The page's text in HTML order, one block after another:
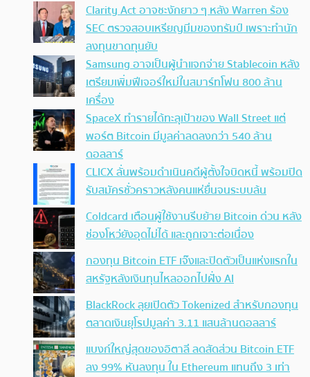
Clarity Act อาจชะงักยาว ๆ หลัง Warren ร้อง
SEC ตรวจสอบเหรียญมีมของทรัมป์ เพราะทำนัก
ลงทุนขาดทุนยับ
Samsung อาจเป็นผู้นำแจกจ่าย Stablecoin หลัง
เตรียมเพิ่มฟีเจอร์ใหม่ในสมาร์ทโฟน 800 ล้าน
เครื่อง
SpaceX ทำรายได้ทะลุเป้าของ Wall Street แต่
พอร์ต Bitcoin มีมูลค่าลดลงกว่า 540 ล้าน
ดอลลาร์
CLICX ลั่นพร้อมดำเนินคดีผู้ตั้งใจบิดหนี้ พร้อมปิด
รับสมัครชั่วคราวหลังคนแห่ยื่นจนระบบล้น
Coldcard เตือนผู้ใช้งานรีบย้าย Bitcoin ด่วน หลัง
ช่องโหว่ยังอุดไม่ได้ และถูกเจาะต่อเนื่อง
กองทุน Bitcoin ETF เจ๊งและปิดตัวเป็นแห่งแรกใน
สหรัฐหลังเงินทุนไหลออกไปฝั่ง AI
BlackRock ลุยเปิดตัว Tokenized สำหรับกองทุน
ตลาดเงินยุโรปมูลค่า 3.11 แสนล้านดอลลาร์
แบงก์ใหญ่สุดของอิตาลี ลดสัดส่วน Bitcoin ETF
ลง 99% หันลงทุน ใน Ethereum แทนถึง 3 เท่า